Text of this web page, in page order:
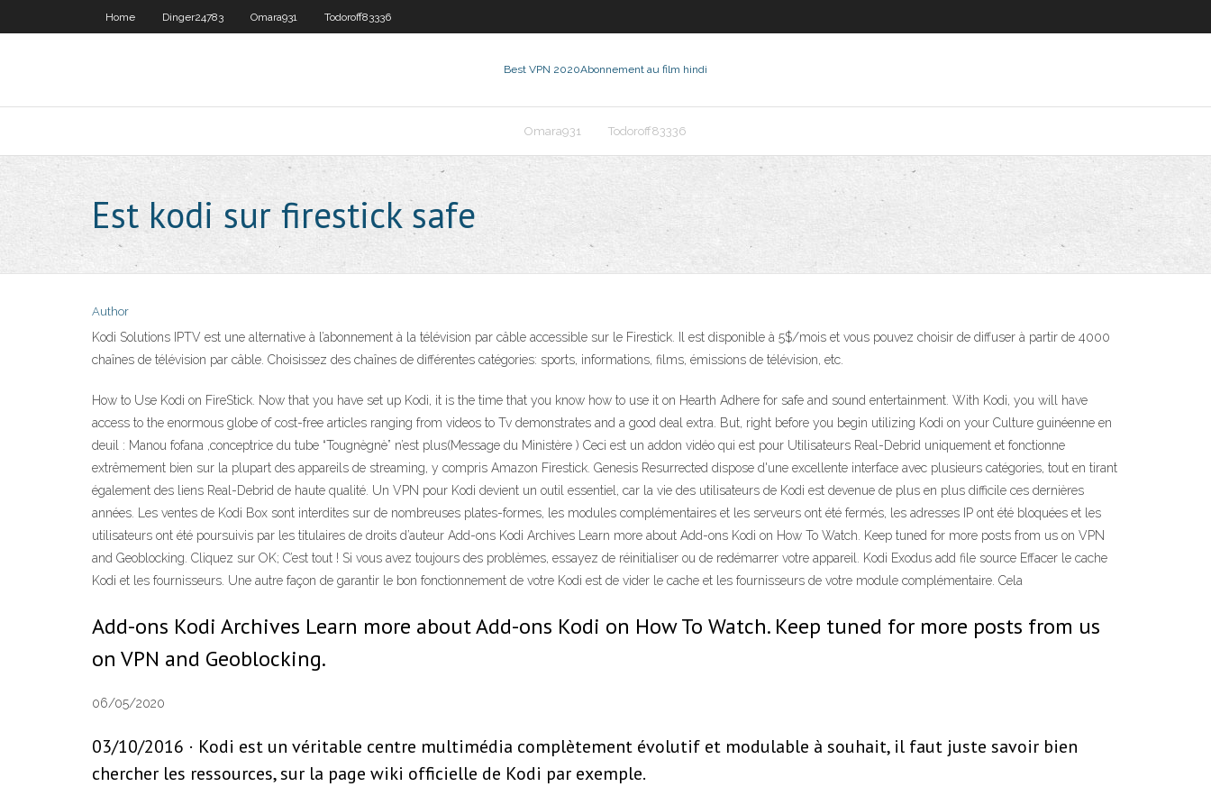
Home Dinger24783 Omara931 Todoroff83336
Best VPN 2020Abonnement au film hindi
Omara931 Todoroff83336
Est kodi sur firestick safe
Author
Kodi Solutions IPTV est une alternative à l’abonnement à la télévision par câble accessible sur le Firestick. Il est disponible à 5$/mois et vous pouvez choisir de diffuser à partir de 4000
chaînes de télévision par câble. Choisissez des chaînes de différentes catégories: sports, informations, films, émissions de télévision, etc.
How to Use Kodi on FireStick. Now that you have set up Kodi, it is the time that you know how to use it on Hearth Adhere for safe and sound entertainment. With Kodi, you will have
access to the enormous globe of cost-free articles ranging from videos to Tv demonstrates and a good deal extra. But, right before you begin utilizing Kodi on your Culture guinéenne en
deuil : Manou fofana ,conceptrice du tube “Tougnègnè” n’est plus(Message du Ministère ) Ceci est un addon vidéo qui est pour Utilisateurs Real-Debrid uniquement et fonctionne
extrêmement bien sur la plupart des appareils de streaming, y compris Amazon Firestick. Genesis Resurrected dispose d'une excellente interface avec plusieurs catégories, tout en tirant
également des liens Real-Debrid de haute qualité. Un VPN pour Kodi devient un outil essentiel, car la vie des utilisateurs de Kodi est devenue de plus en plus difficile ces dernières
années. Les ventes de Kodi Box sont interdites sur de nombreuses plates-formes, les modules complémentaires et les serveurs ont été fermés, les adresses IP ont été bloquées et les
utilisateurs ont été poursuivis par les titulaires de droits d’auteur Add-ons Kodi Archives Learn more about Add-ons Kodi on How To Watch. Keep tuned for more posts from us on VPN
and Geoblocking. Cliquez sur OK; C’est tout ! Si vous avez toujours des problèmes, essayez de réinitialiser ou de redémarrer votre appareil. Kodi Exodus add file source Effacer le cache
Kodi et les fournisseurs. Une autre façon de garantir le bon fonctionnement de votre Kodi est de vider le cache et les fournisseurs de votre module complémentaire. Cela
Add-ons Kodi Archives Learn more about Add-ons Kodi on How To Watch. Keep tuned for more posts from us
on VPN and Geoblocking.
06/05/2020
03/10/2016 · Kodi est un véritable centre multimédia complètement évolutif et modulable à souhait, il faut juste savoir bien
chercher les ressources, sur la page wiki officielle de Kodi par exemple.